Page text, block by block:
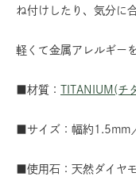
ね付けしたり、気分に
軽くて金属アレルギー
■材質： TITANIUM(チ
■サイズ：幅約1.5mm
■使用石：天然ダイヤ